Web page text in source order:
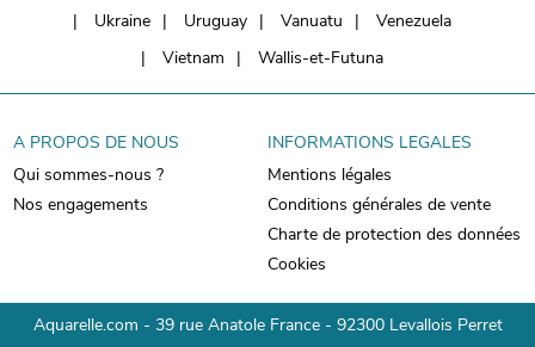
Ukraine
Uruguay Vanuatu
Venezuela
Vietnam
Wallis-et-Futuna
A PROPOS DE NOUS
Qui sommes-nous ?
Nos engagements
INFORMATIONS LEGALES
Mentions légales
Conditions générales de vente
Charte de protection des données
Cookies
Aquarelle.com - 39 rue Anatole France - 92300 Levallois Perret